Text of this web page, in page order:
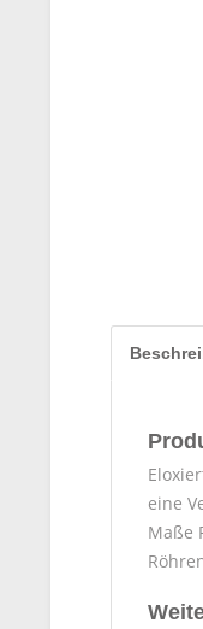
eine
Maße